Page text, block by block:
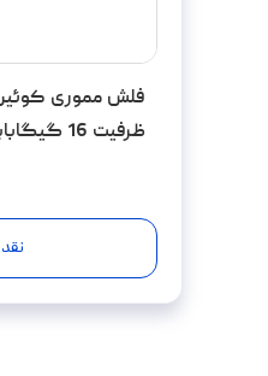
ظرفیت 16 گیگابایت